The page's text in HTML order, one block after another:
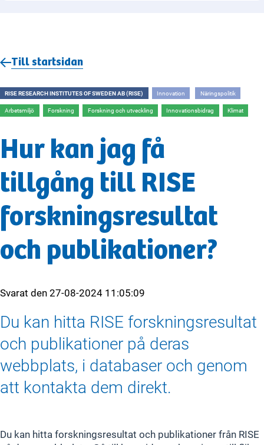
Till startsidan
RISE RESEARCH INSTITUTES OF SWEDEN AB (RISE) Innovation Näringspolitik
Arbetsmiljö Forskning Forskning och utveckling Innovationsbidrag Klimat
Hur kan jag få
tillgång till RISE
forskningsresultat
och publikationer?
Svarat den27-08-2024 11:05:09
Du kan hitta RISE forskningsresultat
och publikationer på deras
webbplats, i databaser och genom
att kontakta dem direkt.
Du kan hitta forskningsresultat och publikationer från RISE